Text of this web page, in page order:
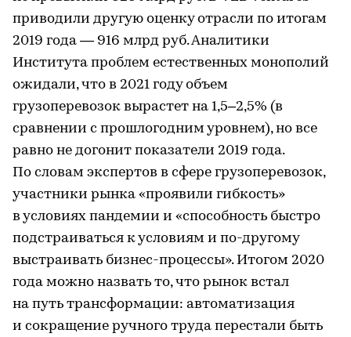
приводили другую оценку отрасли по итогам
2019 года — 916 млрд руб. Аналитики
Института проблем естественных монополий
ожидали, что в 2021 году объем
грузоперевозок вырастет на 1,5–2,5% (в
сравнении с прошлогодним уровнем), но все
равно не догонит показатели 2019 года.
По словам экспертов в сфере грузоперевозок,
участники рынка «проявили гибкость»
в условиях пандемии и «способность быстро
подстраиваться к условиям и по-другому
выстраивать бизнес-процессы». Итогом 2020
года можно назвать то, что рынок встал
на путь трансформации: автоматизация
и сокращение ручного труда перестали быть